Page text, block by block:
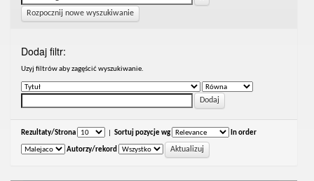
Rozpocznij nowe wyszukiwanie
Dodaj filtr:
Uzyj filtrów aby zagęścić wyszukiwanie.
Rezultaty/Strona Sortuj pozycje wg In order
Autorzy/rekord